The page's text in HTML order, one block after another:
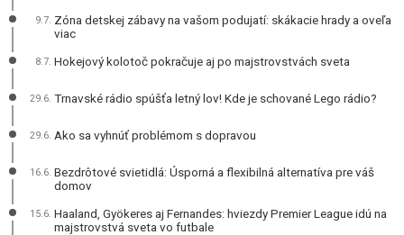
9.7. Zóna detskej zábavy na vašom podujatí: skákacie hrady a oveľa
viac
8.7. Hokejový kolotoč pokračuje aj po majstrovstvách sveta
29.6. Trnavské rádio spúšťa letný lov! Kde je schované Lego rádio?
29.6. Ako sa vyhnúť problémom s dopravou
16.6. Bezdrôtové svietidlá: Úsporná a flexibilná alternatíva pre váš
domov
15.6. Haaland, Gyökeres aj Fernandes: hviezdy Premier League idú na
majstrovstvá sveta vo futbale